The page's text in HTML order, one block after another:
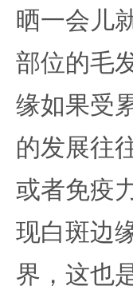
晒一会儿
部位的毛
缘如果受
的发展往
或者免疫
现白斑边
界，这也